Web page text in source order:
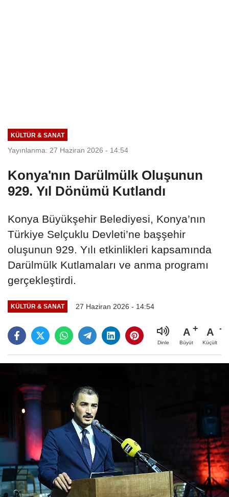
KÜLTÜR & SANAT
Yayınlanma: 27 Haziran 2026 - 14:54
Konya'nın Darülmülk Oluşunun
929. Yıl Dönümü Kutlandı
Konya Büyükşehir Belediyesi, Konya’nın
Türkiye Selçuklu Devleti’ne başşehir
oluşunun 929. Yılı etkinlikleri kapsamında
Darülmülk Kutlamaları ve anma programı
gerçekleştirdi.
KÜLTÜR & SANAT 27 Haziran 2026 - 14:54
Dinle
A
Büyüt
A
Küçült